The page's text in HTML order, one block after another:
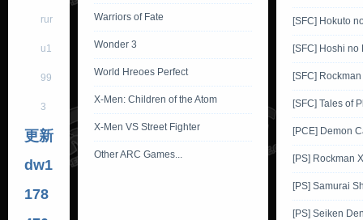
rur
u1
99
3
更新
dw1
178
Warriors of Fate
Wonder 3
World Hreoes Perfect
X-Men: Children of the Atom
X-Men VS Street Fighter
Other ARC Games...
[SFC] Hokuto
[SFC] Hoshi no
[SFC] Rockman
[SFC] Tales of
[PCE] Demon
[PS] Rockman
[PS] Samurai
[PS] Seiken